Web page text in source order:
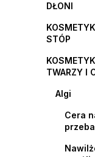
DŁONI
STÓP
TWARZY I
Algi
Cera